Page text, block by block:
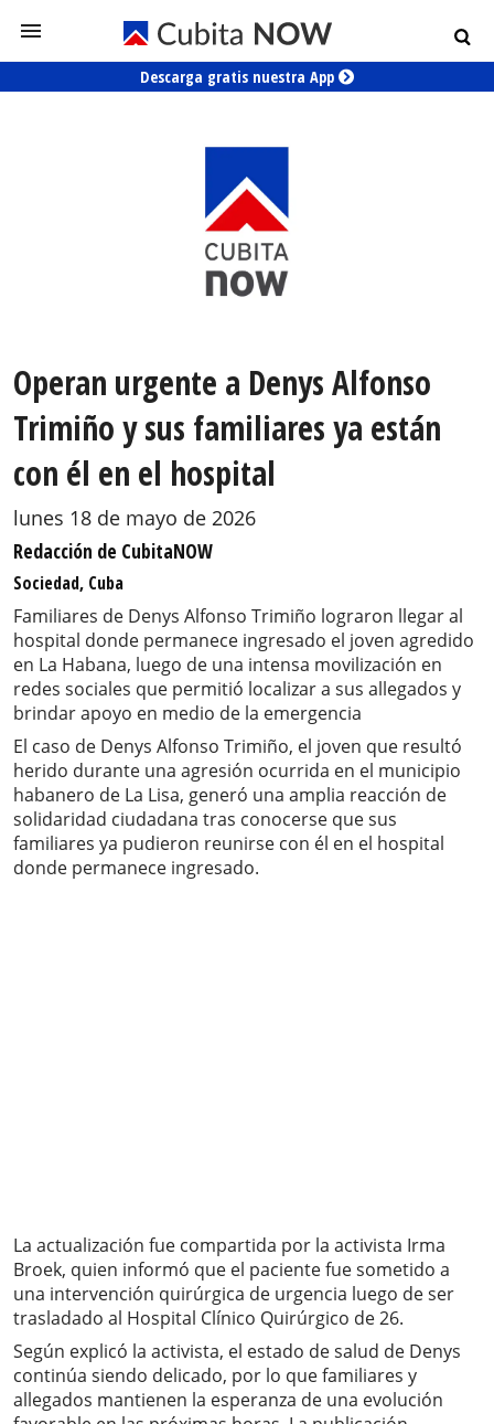
Descarga gratis nuestra App
Operan urgente a Denys Alfonso
Trimiño y sus familiares ya están
con él en el hospital
lunes 18 de mayo de 2026
Redacción de CubitaNOW
Sociedad, Cuba
Familiares de Denys Alfonso Trimiño lograron llegar al
hospital donde permanece ingresado el joven agredido
en La Habana, luego de una intensa movilización en
redes sociales que permitió localizar a sus allegados y
brindar apoyo en medio de la emergencia
El caso de Denys Alfonso Trimiño, el joven que resultó
herido durante una agresión ocurrida en el municipio
habanero de La Lisa, generó una amplia reacción de
solidaridad ciudadana tras conocerse que sus
familiares ya pudieron reunirse con él en el hospital
donde permanece ingresado.
La actualización fue compartida por la activista Irma
Broek, quien informó que el paciente fue sometido a
una intervención quirúrgica de urgencia luego de ser
trasladado al Hospital Clínico Quirúrgico de 26.
Según explicó la activista, el estado de salud de Denys
continúa siendo delicado, por lo que familiares y
allegados mantienen la esperanza de una evolución